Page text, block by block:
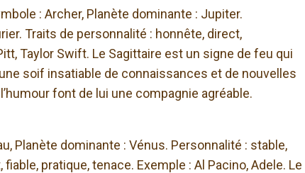
: Archer, Planète dominante : Jupiter.
Traits de personnalité : honnête, direct,
Taylor Swift. Le Sagittaire est un signe de feu qui
soif insatiable de connaissances et de nouvelles
font de lui une compagnie agréable.
Planète dominante : Vénus. Personnalité : stable,
pratique, tenace. Exemple : Al Pacino, Adele. Le